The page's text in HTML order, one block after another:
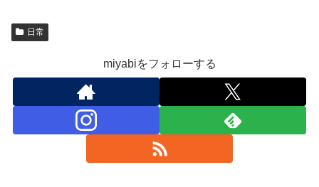
日常
miyabiをフォローする